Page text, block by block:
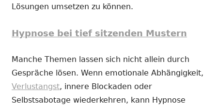
Lösungen umsetzen zu können.
Hypnose bei tief sitzenden Mustern
Manche Themen lassen sich nicht allein durch
Gespräche lösen. Wenn emotionale Abhängigkeit,
Verlustangst, innere Blockaden oder
Selbstsabotage wiederkehren, kann Hypnose